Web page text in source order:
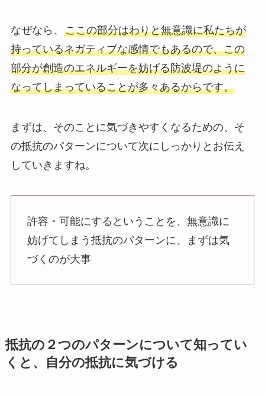
なぜなら、 ここの部分はわりと無意識に私たちが
持っているネガティブな感情でもあるので、この
部分が創造のエネルギーを妨げる防波堤のように
なってしまっていることが多々あるからです。
まずは、そのことに気づきやすくなるための、そ
の抵抗のパターンについて次にしっかりとお伝え
していきますね。
許容・可能にするということを、無意識に
妨げてしまう抵抗のパターンに、まずは気
づくのが大事
抵抗の２つのパターンについて知ってい
くと、自分の抵抗に気づける